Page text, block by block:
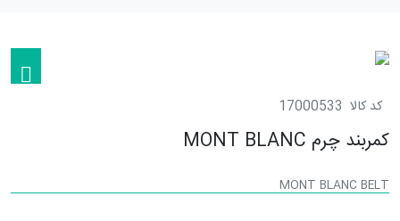
کد کالا 17000533
کمربند چرم MONT BLANC
MONT BLANC BELT